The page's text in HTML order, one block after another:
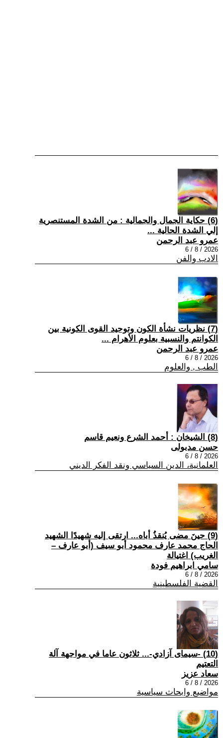
(6) حكاية الجمال والجمالية : من الشدة المستنصرية
إلي الشدة الحالية ...
عمرو عبد الرحمن
2026 / 8 / 6
الادب والفن
(7) نظريات نشأة الكون وتوحيد القوى الكونية بين
الكوانتم والنسبية بعلوم الأهرام ...
عمرو عبد الرحمن
2026 / 8 / 6
الطب , والعلوم
(8) الشيخان : أحمد الشرع ونعيم قاسم
حسن مدبولى
2026 / 8 / 6
العلمانية، الدين السياسي ونقد الفكر الديني
(9) حينَ مضى يُنقذُ أباه... ارتقى إليه شهيدًا الشهيد
الحاج محمد عارف محمود أبو سيف (أبو عارف –
الغريب) اغتيالة
سامي ابراهيم فودة
2026 / 8 / 6
القضية الفلسطينية
(10) -سيمای آزادي-... ثلاثون عاما في مواجهة آلة
التعتيم
سعاد عزيز
2026 / 8 / 6
مواضيع وابحاث سياسية